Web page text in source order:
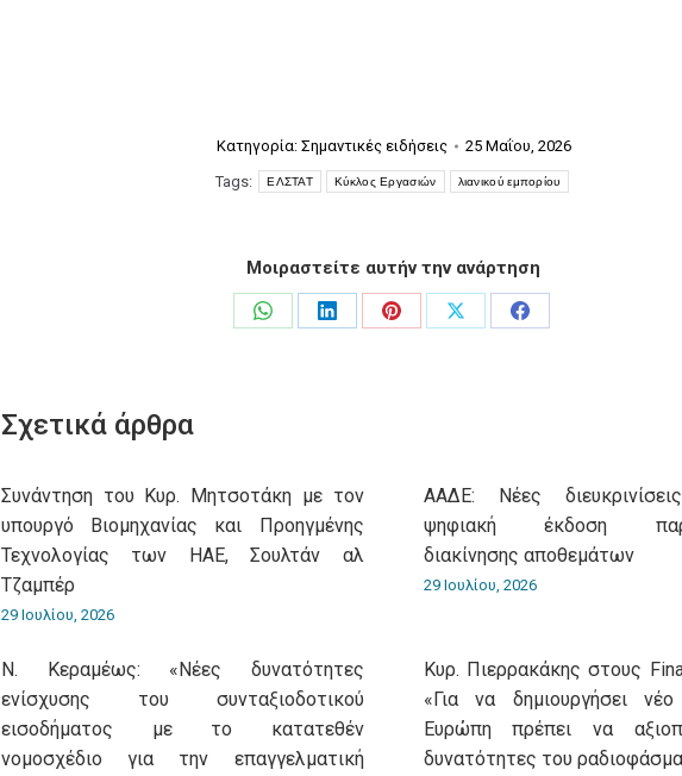
Κατηγορία: Σημαντικές ειδήσεις
25 Μαΐου, 2026
Tags:
ΕΛΣΤΑΤ Κύκλος Εργασιών λιανικού εμπορίου
Μοιραστείτε αυτήν την ανάρτηση
Share
Share
Share
Share
Share
Σχετικά άρθρα
Συνάντηση του Κυρ. Μητσοτάκη με τον
υπουργό Βιομηχανίας και Προηγμένης
Τεχνολογίας των ΗΑΕ, Σουλτάν αλ
Τζαμπέρ
29 Ιουλίου, 2026
ΑΑΔΕ: Νέες
ψηφιακή έκδοση
διακίνησης αποθεμάτων
29 Ιουλίου, 2026
Ν. Κεραμέως: «Νέες δυνατότητες
ενίσχυσης του συνταξιοδοτικού
εισοδήματος με το κατατεθέν
νομοσχέδιο για την επαγγελματική
Κυρ. Πιερρακάκης στους
«Για να δημιουργήσει
Ευρώπη πρέπει να
δυνατότητες του